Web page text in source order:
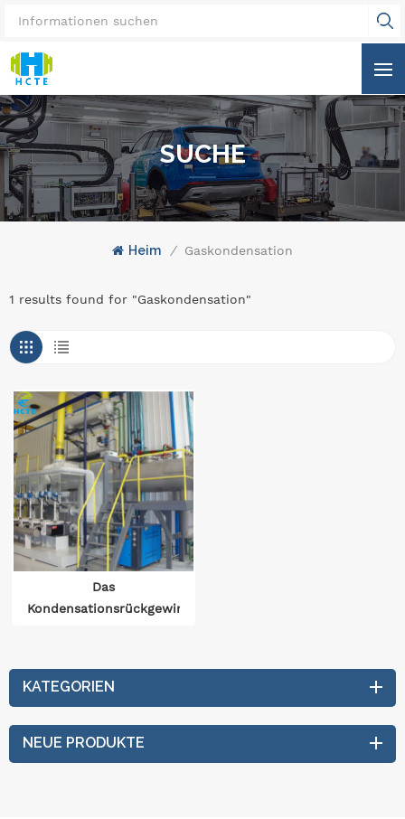
SUCHE
Heim / Gaskondensation
1 results found for "Gaskondensation"
Das
Kondensationsrückgewinnungssystem
KATEGORIEN
NEUE PRODUKTE